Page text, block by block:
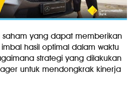
yang dapat memberikan
hasil optimal dalam waktu
strategi yang dilakukan
untuk mendongkrak kinerja